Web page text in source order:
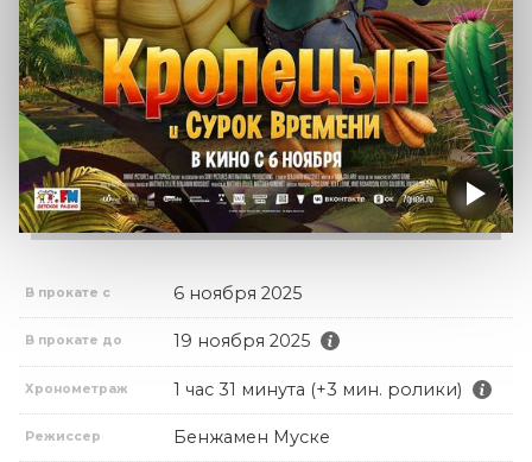
В прокате с 6 ноября 2025
В прокате до 19 ноября 2025
Хронометраж 1 час 31 минута (+3 мин. ролики)
Режиссер Бенжамен Муске